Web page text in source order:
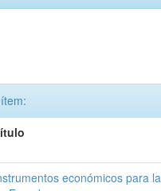
económicos para